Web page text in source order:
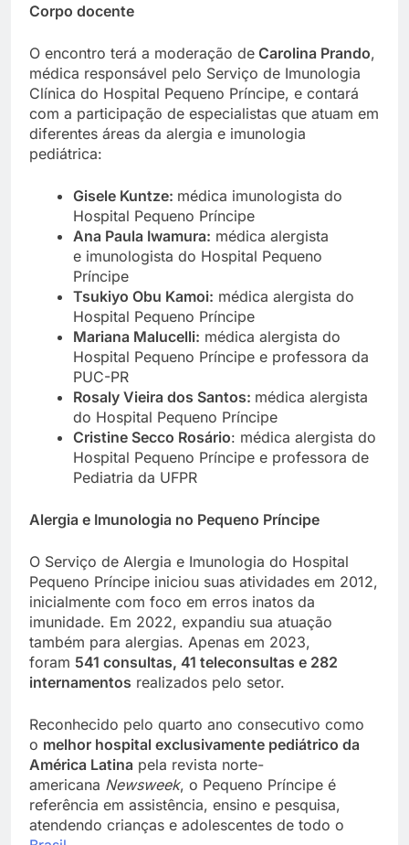
Corpo docente
O encontro terá a moderação de Carolina Prando,
médica responsável pelo Serviço de Imunologia
Clínica do Hospital Pequeno Príncipe, e contará
com a participação de especialistas que atuam em
diferentes áreas da alergia e imunologia
pediátrica:
Gisele Kuntze: médica imunologista do
Hospital Pequeno Príncipe
Ana Paula Iwamura: médica alergista
e imunologista do Hospital Pequeno
Príncipe
Tsukiyo Obu Kamoi: médica alergista do
Hospital Pequeno Príncipe
Mariana Malucelli: médica alergista do
Hospital Pequeno Príncipe e professora da
PUC-PR
Rosaly Vieira dos Santos: médica alergista
do Hospital Pequeno Príncipe
Cristine Secco Rosário: médica alergista do
Hospital Pequeno Príncipe e professora de
Pediatria da UFPR
Alergia e Imunologia no Pequeno Príncipe
O Serviço de Alergia e Imunologia do Hospital
Pequeno Príncipe iniciou suas atividades em 2012,
inicialmente com foco em erros inatos da
imunidade. Em 2022, expandiu sua atuação
também para alergias. Apenas em 2023,
foram 541 consultas, 41 teleconsultas e 282
internamentos realizados pelo setor.
Reconhecido pelo quarto ano consecutivo como
o melhor hospital exclusivamente pediátrico da
América Latina pela revista norte-
americana Newsweek, o Pequeno Príncipe é
referência em assistência, ensino e pesquisa,
atendendo crianças e adolescentes de todo o